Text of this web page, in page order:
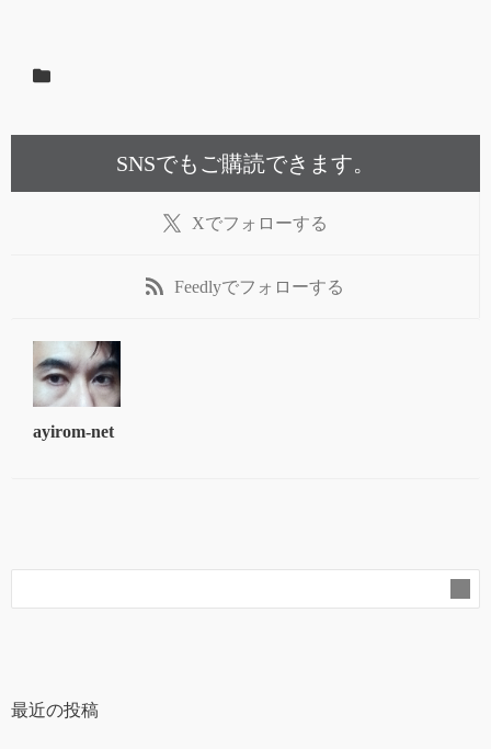
SNSでもご購読できます。
Xでフォローする
Feedlyでフォローする
ayirom-net
最近の投稿